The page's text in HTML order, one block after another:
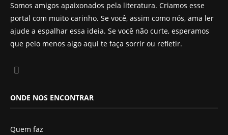
Somos amigos apaixonados pela literatura. Criamos esse
portal com muito carinho. Se você, assim como nós, ama ler
ajude a espalhar essa ideia. Se você não curte, esperamos
que pelo menos algo aqui te faça sorrir ou refletir.
ONDE NOS ENCONTRAR
Quem faz